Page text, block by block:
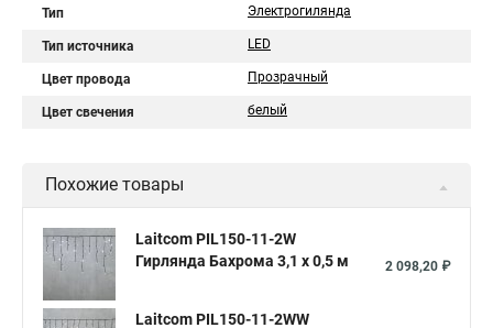
Тип Электрогилянда
Тип источника LED
Цвет провода Прозрачный
Цвет свечения белый
Похожие товары
Laitcom PIL150-11-2W
Гирлянда Бахрома 3,1 x 0,5 м
2 098,20 ₽
Laitcom PIL150-11-2WW